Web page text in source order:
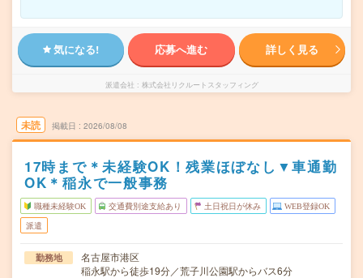
気になる! 応募へ進む 詳しく見る
派遣会社 株式会社リクルートスタッフィング
未読 掲載日 2026/08/08
17時まで＊未経験OK！残業ほぼなし▼車通勤
OK＊稲永で一般事務
職種未経験OK 交通費別途支給あり 土日祝日が休み WEB登録OK
派遣
勤務地
名古屋市港区
稲永駅から徒歩19分／荒子川公園駅からバス6分